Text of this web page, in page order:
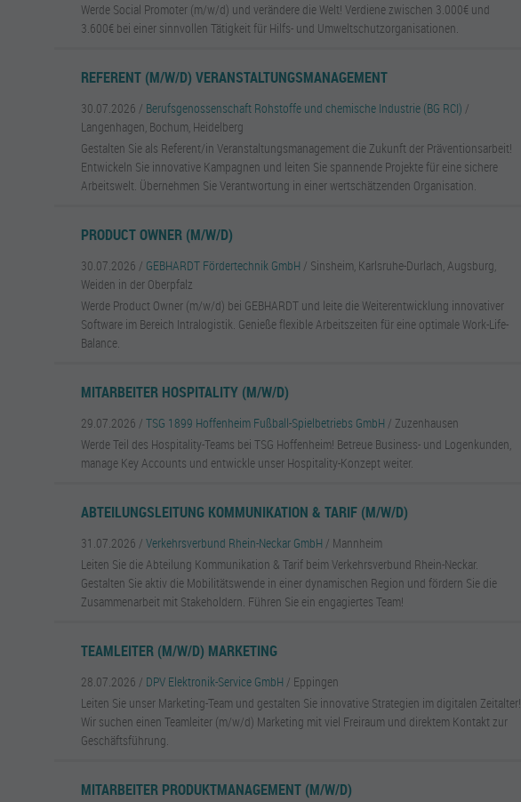
Werde Social Promoter (m/w/d) und verändere die Welt! Verdiene zwischen 3.000€ und
3.600€ bei einer sinnvollen Tätigkeit für Hilfs- und Umweltschutzorganisationen.
REFERENT (M/W/D) VERANSTALTUNGSMANAGEMENT
30.07.2026 / Berufsgenossenschaft Rohstoffe und chemische Industrie (BG RCI) /
Langenhagen, Bochum, Heidelberg
Gestalten Sie als Referent/in Veranstaltungsmanagement die Zukunft der Präventionsarbeit!
Entwickeln Sie innovative Kampagnen und leiten Sie spannende Projekte für eine sichere
Arbeitswelt. Übernehmen Sie Verantwortung in einer wertschätzenden Organisation.
PRODUCT OWNER (M/W/D)
30.07.2026 / GEBHARDT Fördertechnik GmbH / Sinsheim, Karlsruhe-Durlach, Augsburg,
Weiden in der Oberpfalz
Werde Product Owner (m/w/d) bei GEBHARDT und leite die Weiterentwicklung innovativer
Software im Bereich Intralogistik. Genieße flexible Arbeitszeiten für eine optimale Work-Life-
Balance.
MITARBEITER HOSPITALITY (M/W/D)
29.07.2026 /TSG 1899 Hoffenheim Fußball-Spielbetriebs GmbH / Zuzenhausen
Werde Teil des Hospitality-Teams bei TSG Hoffenheim! Betreue Business- und Logenkunden,
manage Key Accounts und entwickle unser Hospitality-Konzept weiter.
ABTEILUNGSLEITUNG KOMMUNIKATION & TARIF (M/W/D)
31.07.2026 /Verkehrsverbund Rhein-Neckar GmbH / Mannheim
Leiten Sie die Abteilung Kommunikation & Tarif beim Verkehrsverbund Rhein-Neckar.
Gestalten Sie aktiv die Mobilitätswende in einer dynamischen Region und fördern Sie die
Zusammenarbeit mit Stakeholdern. Führen Sie ein engagiertes Team!
TEAMLEITER (M/W/D) MARKETING
28.07.2026 / DPV Elektronik-Service GmbH / Eppingen
Leiten Sie unser Marketing-Team und gestalten Sie innovative Strategien im digitalen Zeitalter!
Wir suchen einen Teamleiter (m/w/d) Marketing mit viel Freiraum und direktem Kontakt zur
Geschäftsführung.
MITARBEITER PRODUKTMANAGEMENT (M/W/D)